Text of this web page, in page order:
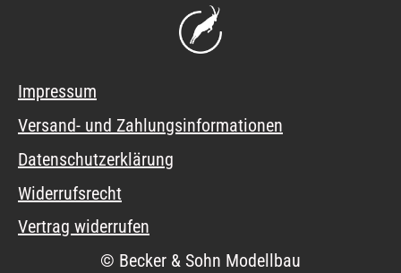
Impressum
Versand- und Zahlungsinformationen
Datenschutzerklärung
Widerrufsrecht
Vertrag widerrufen
© Becker & Sohn Modellbau